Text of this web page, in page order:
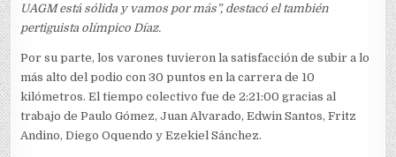
UAGM está sólida y vamos por más”, destacó el también
pertiguista olímpico Díaz.
Por su parte, los varones tuvieron la satisfacción de subir a lo
más alto del podio con 30 puntos en la carrera de 10
kilómetros. El tiempo colectivo fue de 2:21:00 gracias al
trabajo de Paulo Gómez, Juan Alvarado, Edwin Santos, Fritz
Andino, Diego Oquendo y Ezekiel Sánchez.